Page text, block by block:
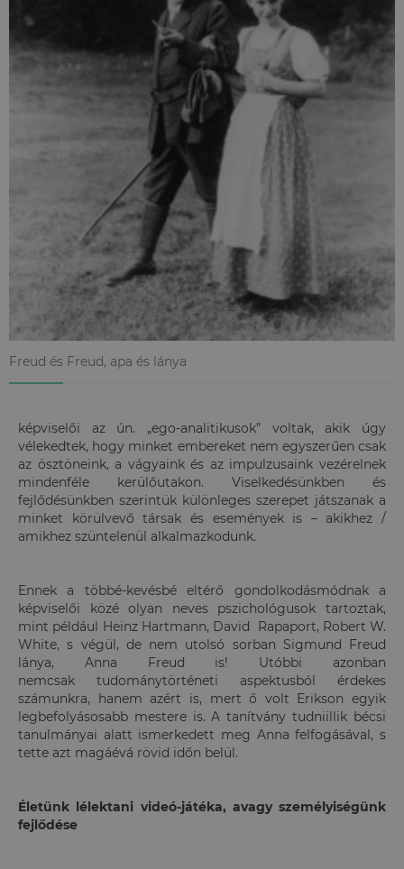
Freud és Freud, apa és lánya
képviselői az ún. „ego-analitikusok” voltak, akik úgy
vélekedtek, hogy minket embereket nem egyszerűen csak
az ösztöneink, a vágyaink és az impulzusaink vezérelnek
mindenféle kerülőutakon. Viselkedésünkben és
fejlődésünkben szerintük különleges szerepet játszanak a
minket körülvevő társak és események is – akikhez /
amikhez szüntelenül alkalmazkodunk.
Ennek a többé-kevésbé eltérő gondolkodásmódnak a
képviselői közé olyan neves pszichológusok tartoztak,
mint például Heinz Hartmann, David Rapaport, Robert W.
White, s végül, de nem utolsó sorban Sigmund Freud
lánya, Anna Freud is! Utóbbi azonban
nemcsak tudománytörténeti aspektusból érdekes
számunkra, hanem azért is, mert ő volt Erikson egyik
legbefolyásosabb mestere is. A tanítvány tudniillik bécsi
tanulmányai alatt ismerkedett meg Anna felfogásával, s
tette azt magáévá rövid időn belül.
Életünk lélektani videó-játéka, avagy személyiségünk
fejlődése